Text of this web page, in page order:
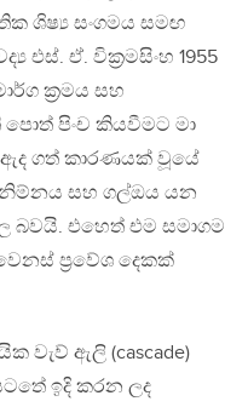
ශිෂ්‍ය සංගමය සමඟ
එස්. ඒ. වික්‍රමසිංහ 1955
ක්‍රමය සහ
පොත් පිංච කියවීමට මා
ඇද ගත් කාරණයක් වූයේ
සහ ගල්ඔය යන
බවයි. එහෙත් එම සමාගම
ප්‍රවේශ දෙකක්
වැව් ඇලි (cascade)
ඉදි කරන ලද